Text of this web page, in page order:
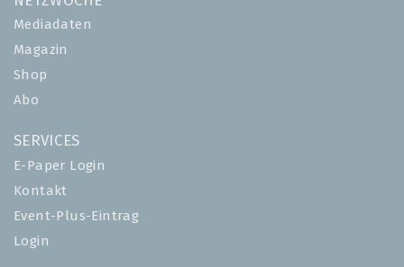
Mediadaten
Magazin
Shop
Abo
SERVICES
E-Paper Login
Kontakt
Event-Plus-Eintrag
Login